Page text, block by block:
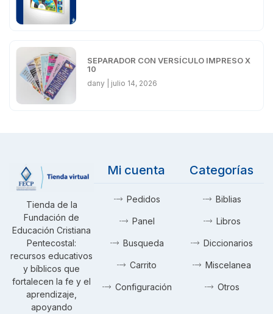
SEPARADOR CON VERSÍCULO IMPRESO X
10
dany julio 14, 2026
Tienda de la
Fundación de
Educación Cristiana
Pentecostal:
recursos educativos
y bíblicos que
fortalecen la fe y el
aprendizaje,
apoyando
Mi cuenta
Pedidos
Panel
Busqueda
Carrito
Configuración
Categorías
Biblias
Libros
Diccionarios
Miscelanea
Otros